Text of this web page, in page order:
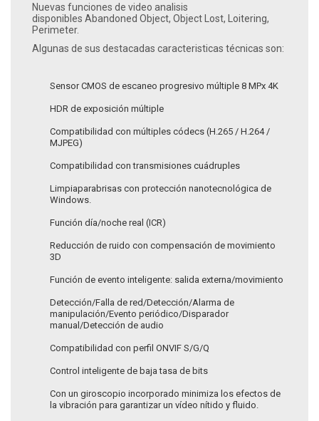
Nuevas funciones de video analisis
disponibles Abandoned Object, Object Lost, Loitering,
Perimeter.
Algunas de sus destacadas caracteristicas técnicas son:
Sensor CMOS de escaneo progresivo múltiple 8 MPx 4K
HDR de exposición múltiple
Compatibilidad con múltiples códecs (H.265 / H.264 /
MJPEG)
Compatibilidad con transmisiones cuádruples
Limpiaparabrisas con protección nanotecnológica de
Windows.
Función día/noche real (ICR)
Reducción de ruido con compensación de movimiento
3D
Función de evento inteligente: salida externa/movimiento
Detección/Falla de red/Detección/Alarma de
manipulación/Evento periódico/Disparador
manual/Detección de audio
Compatibilidad con perfil ONVIF S/G/Q
Control inteligente de baja tasa de bits
Con un giroscopio incorporado minimiza los efectos de
la vibración para garantizar un vídeo nítido y fluido.